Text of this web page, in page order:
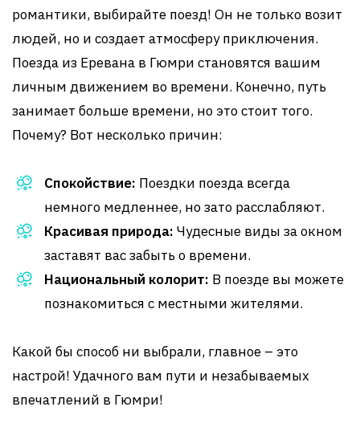
романтики, выбирайте поезд! Он не только возит
людей, но и создает атмосферу приключения.
Поезда из Еревана в Гюмри становятся вашим
личным движением во времени. Конечно, путь
занимает больше времени, но это стоит того.
Почему? Вот несколько причин:
Спокойствие: Поездки поезда всегда
немного медленнее, но зато расслабляют.
Красивая природа: Чудесные виды за окном
заставят вас забыть о времени.
Национальный колорит: В поезде вы можете
познакомиться с местными жителями.
Какой бы способ ни выбрали, главное – это
настрой! Удачного вам пути и незабываемых
впечатлений в Гюмри!